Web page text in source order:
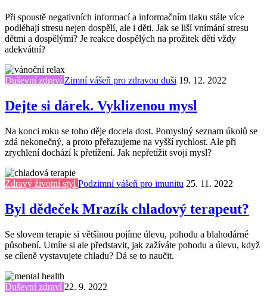
Při spoustě negativních informací a informačním tlaku stále více
podléhají stresu nejen dospělí, ale i děti. Jak se liší vnímání stresu
dětmi a dospělými? Je reakce dospělých na prožitek dětí vždy
adekvátní?
Duševní zdraví Zimní vášeň pro zdravou duši 19. 12. 2022
Dejte si dárek. Vyklizenou mysl
Na konci roku se toho děje docela dost. Pomyslný seznam úkolů se
zdá nekonečný, a proto přeřazujeme na vyšší rychlost. Ale při
zrychlení dochází k přetížení. Jak nepřetížit svoji mysl?
Zdravý životní styl Podzimní vášeň pro imunitu 25. 11. 2022
Byl dědeček Mrazík chladový terapeut?
Se slovem terapie si většinou pojíme úlevu, pohodu a blahodárné
působení. Umíte si ale představit, jak zažíváte pohodu a úlevu, když
se cíleně vystavujete chladu? Dá se to naučit.
Duševní zdraví 22. 9. 2022